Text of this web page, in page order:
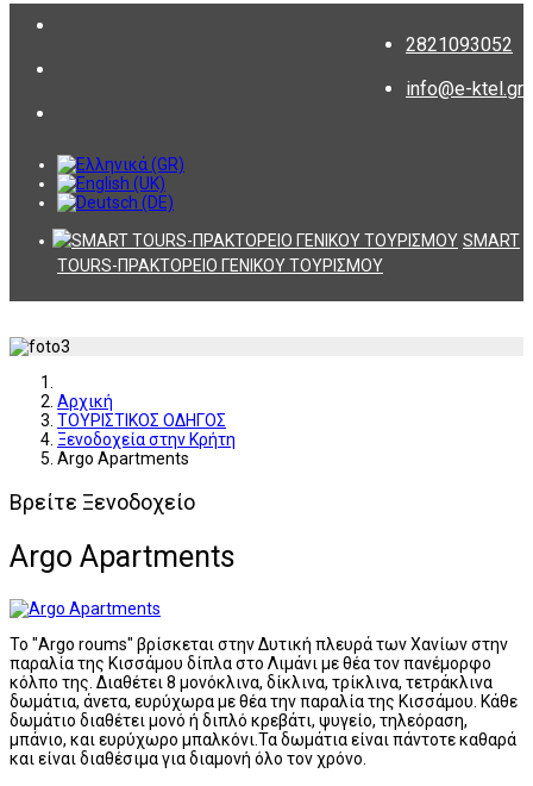
2821093052
info@e-ktel.gr
SMART
TOURS-ΠΡΑΚΤΟΡΕΙΟ ΓΕΝΙΚΟΥ ΤΟΥΡΙΣΜΟΥ
Αρχική
ΤΟΥΡΙΣΤΙΚΟΣ ΟΔΗΓΟΣ
Ξενοδοχεία στην Κρήτη
Argo Apartments
Βρείτε Ξενοδοχείο
Argo Apartments
Το "Argo roums" βρίσκεται στην Δυτική πλευρά των Χανίων στην
παραλία της Κισσάμου δίπλα στο Λιμάνι με θέα τον πανέμορφο
κόλπο της. Διαθέτει 8 μονόκλινα, δίκλινα, τρίκλινα, τετράκλινα
δωμάτια, άνετα, ευρύχωρα με θέα την παραλία της Κισσάμου. Κάθε
δωμάτιο διαθέτει μονό ή διπλό κρεβάτι, ψυγείο, τηλεόραση,
μπάνιο, και ευρύχωρο μπαλκόνι.Τα δωμάτια είναι πάντοτε καθαρά
και είναι διαθέσιμα για διαμονή όλο τον χρόνο.